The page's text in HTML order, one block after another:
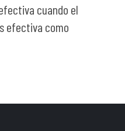
cuando el
efectiva como